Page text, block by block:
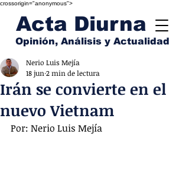
crossorigin="anonymous">
Acta Diurna
Opinión, Análisis y Actualidad
Irán se convierte en el
nuevo Vietnam
Nerio Luis Mejía
18 jun 2 min de lectura
Por: Nerio Luis Mejía